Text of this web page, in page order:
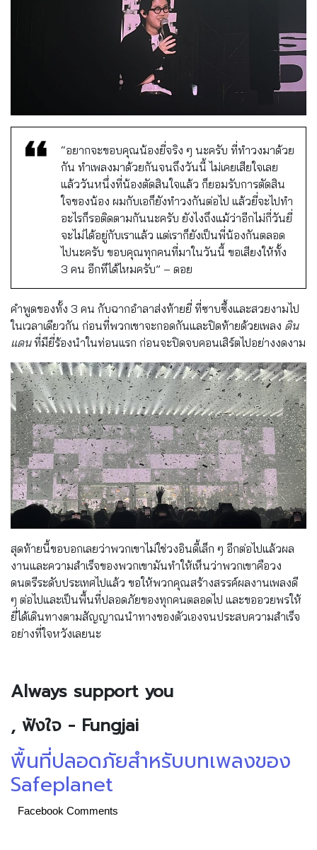
“อยากจะขอบคุณน้องยี่จริง ๆ นะครับ ที่ทำวงมาด้วย
กัน ทำเพลงมาด้วยกันจนถึงวันนี้ ไม่เคยเสียใจเลย
แล้ววันหนึ่งที่น้องตัดสินใจแล้ว ก็ยอมรับการตัดสิน
ใจของน้อง ผมกับเอก็ยังทำวงกันต่อไป แล้วยี่จะไปทำ
อะไรก็รอติดตามกันนะครับ ยังไงถึงแม้ว่าอีกไม่กี่วันยี่
จะไม่ได้อยู่กับเราแล้ว แต่เราก็ยังเป็นพี่น้องกันตลอด
ไปนะครับ ขอบคุณทุกคนที่มาในวันนี้ ขอเสียงให้ทั้ง
3 คน อีกทีได้ไหมครับ” – ดอย
คำพูดของทั้ง 3 คน กับฉากอำลาส่งท้ายยี่ ที่ซาบซึ้งและสวยงามไป
ในเวลาเดียวกัน ก่อนที่พวกเขาจะกอดกันและปิดท้ายด้วยเพลง ดิน
แดนที่มียี่ร้องนำในท่อนแรก ก่อนจะปิดจบคอนเสิร์ตไปอย่างงดงาม
สุดท้ายนี้ขอบอกเลยว่าพวกเขาไม่ใช่วงอินดี้เล็ก ๆ อีกต่อไปแล้วผล
งานและความสำเร็จของพวกเขามันทำให้เห็นว่าพวกเขาคือวง
ดนตรีระดับประเทศไปแล้ว ขอให้พวกคุณสร้างสรรค์ผลงานเพลงดี
ๆ ต่อไปและเป็นพื้นที่ปลอดภัยของทุกคนตลอดไป และขออวยพรให้
ยี่ได้เดินทางตามสัญญาณนำทางของตัวเองจนประสบความสำเร็จ
อย่างที่ใจหวังเลยนะ
Always support you
, ฟังใจ - Fungjai
พื้นที่ปลอดภัยสำหรับบทเพลงของ
Safeplanet
Facebook Comments